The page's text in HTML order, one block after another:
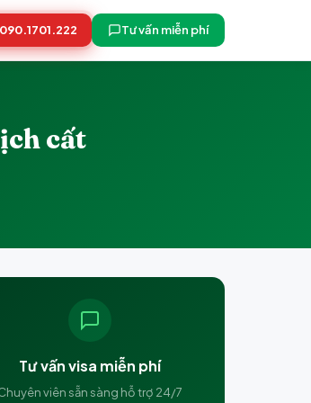
090.1701.222 Tư vấn miễn phí
cất
Tư vấn visa miễn phí
viên sẵn sàng hỗ trợ 24/7